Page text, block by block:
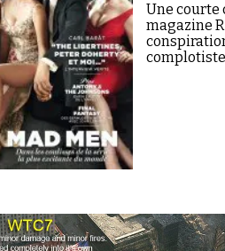
Une courte
magazine